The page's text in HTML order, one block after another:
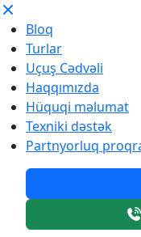
Bloq
Turlar
Uçuş Cədvəli
Haqqımızda
Hüquqi məlumat
Texniki dəstək
Partnyorluq